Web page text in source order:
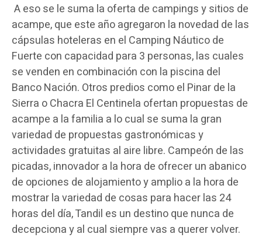
A eso se le suma la oferta de campings y sitios de
acampe, que este año agregaron la novedad de las
cápsulas hoteleras en el Camping Náutico de
Fuerte con capacidad para 3 personas, las cuales
se venden en combinación con la piscina del
Banco Nación. Otros predios como el Pinar de la
Sierra o Chacra El Centinela ofertan propuestas de
acampe a la familia a lo cual se suma la gran
variedad de propuestas gastronómicas y
actividades gratuitas al aire libre. Campeón de las
picadas, innovador a la hora de ofrecer un abanico
de opciones de alojamiento y amplio a la hora de
mostrar la variedad de cosas para hacer las 24
horas del día, Tandil es un destino que nunca de
decepciona y al cual siempre vas a querer volver.